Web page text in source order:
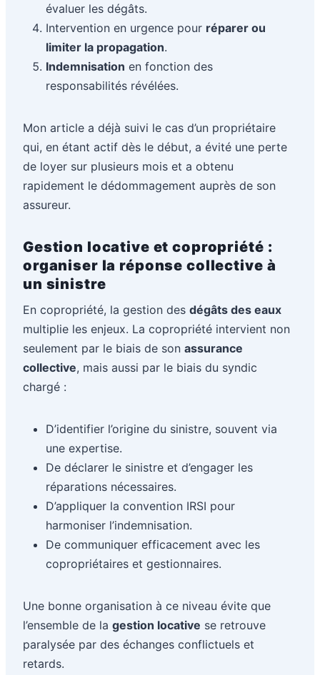
évaluer les dégâts.
Intervention en urgence pour réparer ou
limiter la propagation.
Indemnisation en fonction des
responsabilités révélées.
Mon article a déjà suivi le cas d’un propriétaire
qui, en étant actif dès le début, a évité une perte
de loyer sur plusieurs mois et a obtenu
rapidement le dédommagement auprès de son
assureur.
Gestion locative et copropriété :
organiser la réponse collective à
un sinistre
En copropriété, la gestion des dégâts des eaux
multiplie les enjeux. La copropriété intervient non
seulement par le biais de son assurance
collective, mais aussi par le biais du syndic
chargé :
D’identifier l’origine du sinistre, souvent via
une expertise.
De déclarer le sinistre et d’engager les
réparations nécessaires.
D’appliquer la convention IRSI pour
harmoniser l’indemnisation.
De communiquer efficacement avec les
copropriétaires et gestionnaires.
Une bonne organisation à ce niveau évite que
l’ensemble de la gestion locative se retrouve
paralysée par des échanges conflictuels et
retards.